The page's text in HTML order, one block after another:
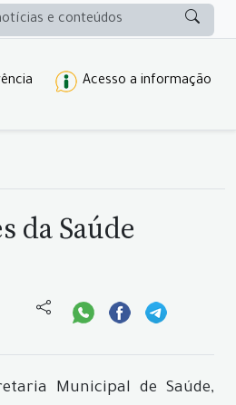
Acesso a informação
da Saúde
Municipal de Saúde,